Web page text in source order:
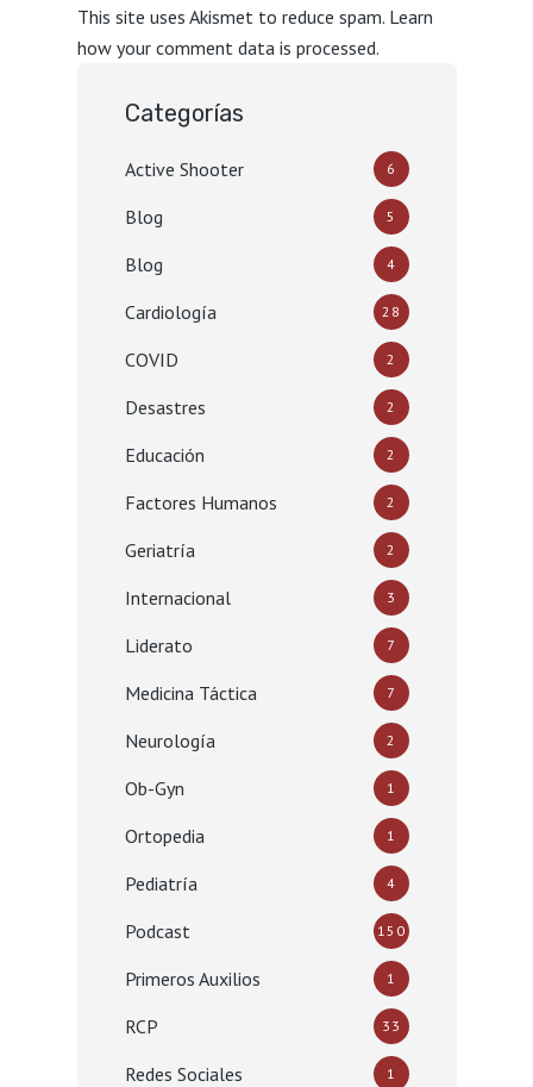
This site uses Akismet to reduce spam. Learn
how your comment data is processed.
Categorías
Active Shooter 6
Blog 5
Blog 4
Cardiología 28
COVID 2
Desastres 2
Educación 2
Factores Humanos 2
Geriatría 2
Internacional 3
Liderato 7
Medicina Táctica 7
Neurología 2
Ob-Gyn 1
Ortopedia 1
Pediatría 4
Podcast 150
Primeros Auxilios 1
RCP 33
Redes Sociales 1